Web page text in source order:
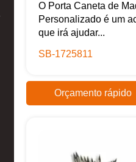
O Porta Caneta de
Personalizado é um
que irá ajudar...
SB-1725811
Orçamento rápido